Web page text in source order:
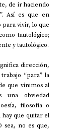
de ir haciendo
Así es que en
vivir, lo que
tautológico;
y tautológico.
dirección,
“para” la
que vinimos al
obviedad
filosofía o
hay que quitar el
sea, no es que,